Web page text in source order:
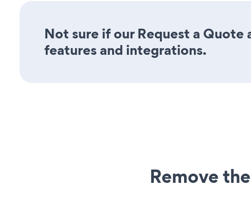
Not sure if our Request a
features and integrations.
Remove